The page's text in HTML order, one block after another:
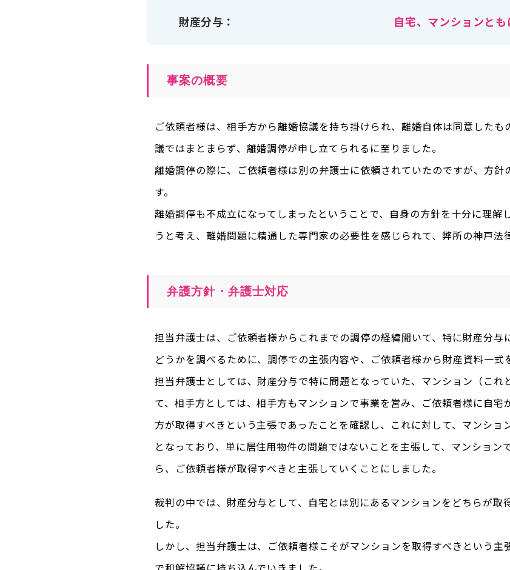
財産分与 自宅、マンションと
事案の概要
ご依頼者様は、相手方から離婚協議を持ち掛けられ、離婚自体は同意した
議ではまとまらず、離婚調停が申し立てられるに至りました。
離婚調停の際に、ご依頼者様は別の弁護士に依頼されていたのですが、方針
す。
離婚調停も不成立になってしまったということで、自身の方針を十分に理解
うと考え、離婚問題に精通した専門家の必要性を感じられて、弊所の神戸法
弁護方針・弁護士対応
担当弁護士は、ご依頼者様からこれまでの調停の経緯聞いて、特に財産分与
どうかを調べるために、調停での主張内容や、ご依頼者様から財産資料一式
担当弁護士としては、財産分与で特に問題となっていた、マンション（これ
て、相手方としては、相手方もマンションで事業を営み、ご依頼者様に自宅
方が取得すべきという主張であったことを確認し、これに対して、マンショ
となっており、単に居住用物件の問題ではないことを主張して、マンション
ら、ご依頼者様が取得すべきと主張していくことにしました。
裁判の中では、財産分与として、自宅とは別にあるマンションをどちらが取
した。
しかし、担当弁護士は、ご依頼者様こそがマンションを取得すべきという主